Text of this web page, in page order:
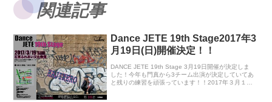
関連記事
Dance JETE 19th Stage2017年3
月19日(日)開催決定！！
DANCE JETE 19th Stage 3月19日開催が決定しま
した！今年も門真から3チーム出演が決定していてあ
と残りの練習を頑張っています！！2017年３月１９